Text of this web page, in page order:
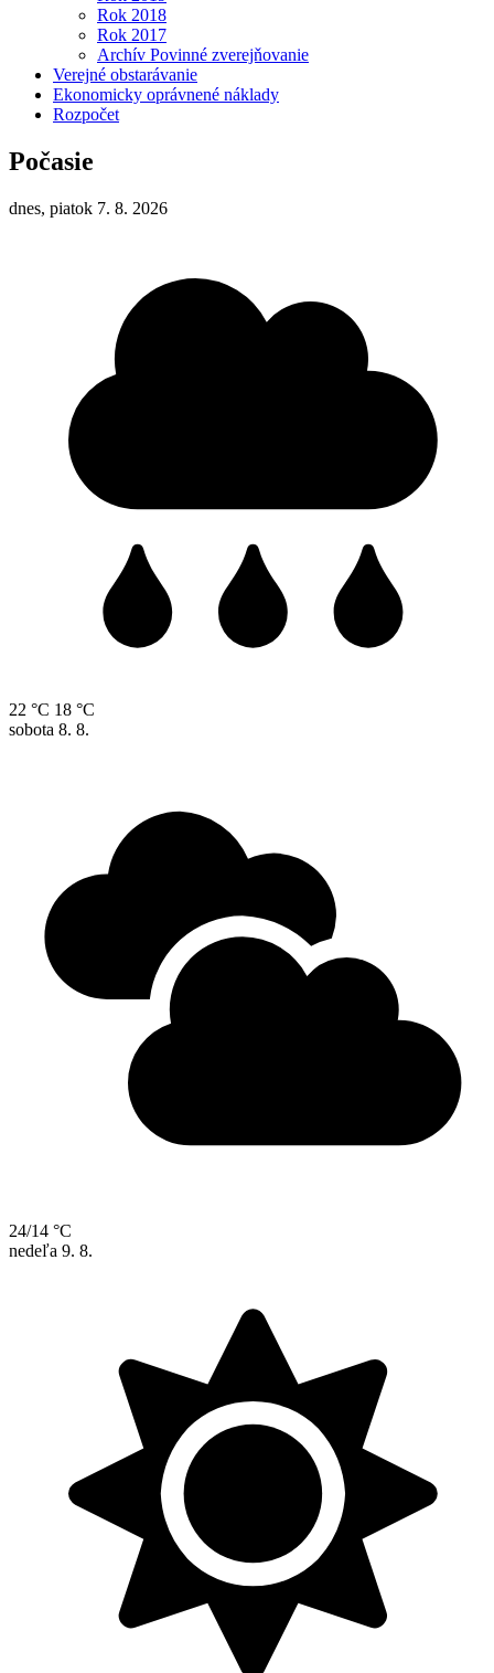
Rok 2018
Rok 2017
Archív Povinné zverejňovanie
Verejné obstarávanie
Ekonomicky oprávnené náklady
Rozpočet
Počasie
dnes, piatok 7. 8. 2026
22 °C 18 °C
sobota 8. 8.
24/14 °C
nedeľa 9. 8.